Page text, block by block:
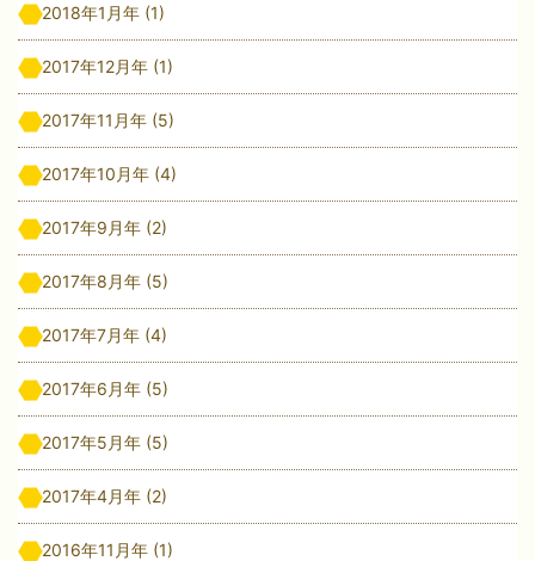
2018年1月年 (1)
2017年12月年 (1)
2017年11月年 (5)
2017年10月年 (4)
2017年9月年 (2)
2017年8月年 (5)
2017年7月年 (4)
2017年6月年 (5)
2017年5月年 (5)
2017年4月年 (2)
2016年11月年 (1)